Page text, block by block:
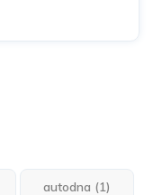
autodna (1)